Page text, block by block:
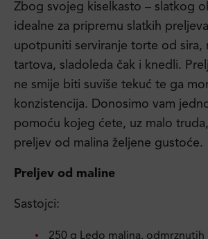
Zbog svojeg kiselkasto – slatkog
idealne za pripremu slatkih
upotpuniti serviranje torte od sira,
tartova, sladoleda čak i knedli.
ne smije biti suviše tekuć te ga
konzistencija. Donosimo vam
pomoću kojeg ćete, uz malo
preljev od malina željene gustoće.
Preljev od maline
Sastojci:
250 g Ledo malina, odmrznutih